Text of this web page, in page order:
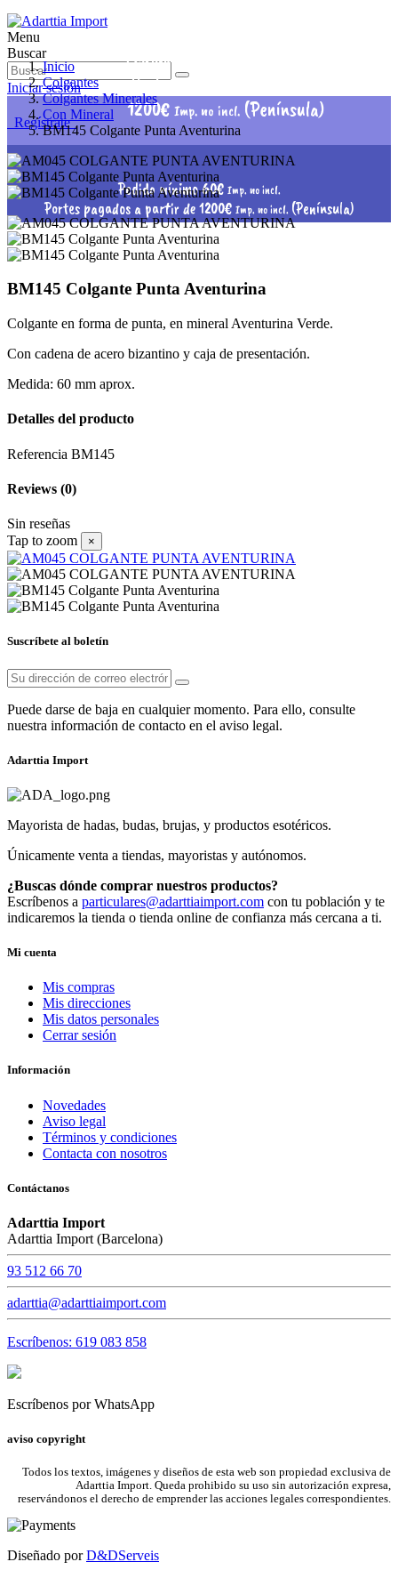
Menu
Buscar
Iniciar sesión
Regístrate
Pedido mínimo 60€ Imp. no incl.
Portes pagados a partir de 1200€ Imp. no incl. (Península)
Pedido mínimo 60€
Portes pagados a partir de
1200€ Imp. no incl. (Península)
Inicio
Colgantes
Colgantes Minerales
Con Mineral
BM145 Colgante Punta Aventurina
BM145 Colgante Punta Aventurina
Colgante en forma de punta, en mineral Aventurina Verde.
Con cadena de acero bizantino y caja de presentación.
Medida: 60 mm aprox.
Detalles del producto
Referencia BM145
Reviews (0)
Sin reseñas
Tap to zoom
×
Suscríbete al boletín
Puede darse de baja en cualquier momento. Para ello, consulte
nuestra información de contacto en el aviso legal.
Adarttia Import
Mayorista de hadas, budas, brujas, y productos esotéricos.
Únicamente venta a tiendas, mayoristas y autónomos.
¿Buscas dónde comprar nuestros productos?
Escríbenos a particulares@adarttiaimport.com con tu población y te
indicaremos la tienda o tienda online de confianza más cercana a ti.
Mi cuenta
Mis compras
Mis direcciones
Mis datos personales
Cerrar sesión
Información
Novedades
Aviso legal
Términos y condiciones
Contacta con nosotros
Contáctanos
Adarttia Import
Adarttia Import (Barcelona)
93 512 66 70
adarttia@adarttiaimport.com
Escríbenos: 619 083 858
Escríbenos por WhatsApp
aviso copyright
Todos los textos, imágenes y diseños de esta web son propiedad exclusiva de
Adarttia Import. Queda prohibido su uso sin autorización expresa,
reservándonos el derecho de emprender las acciones legales correspondientes.
Diseñado porD&DServeis